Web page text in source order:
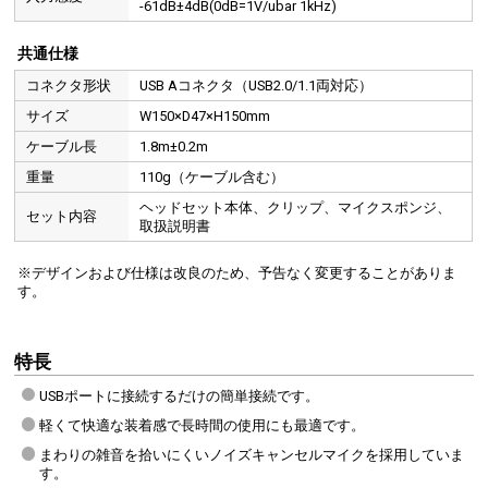
-61dB±4dB(0dB=1V/ubar 1kHz)
共通仕様
コネクタ形状
USB Aコネクタ（USB2.0/1.1両対応）
サイズ
W150×D47×H150mm
ケーブル長
1.8m±0.2m
重量
110g（ケーブル含む）
セット内容
ヘッドセット本体、クリップ、マイクスポンジ、
取扱説明書
※デザインおよび仕様は改良のため、予告なく変更することがありま
す。
特長
USBポートに接続するだけの簡単接続です。
軽くて快適な装着感で長時間の使用にも最適です。
まわりの雑音を拾いにくいノイズキャンセルマイクを採用していま
す。